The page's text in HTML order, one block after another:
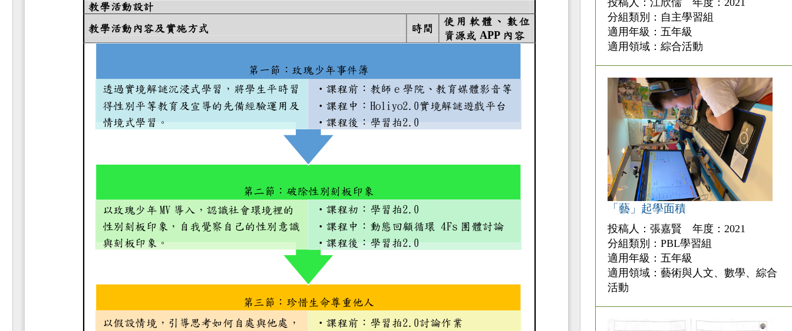
分組類別：自主學習組
適用年級：五年級
適用領域：綜合活動
「藝」起學面積
投稿人：張嘉賢 年度：2021
分組類別：PBL學習組
適用年級：五年級
適用領域：藝術與人文、數學、綜合
活動